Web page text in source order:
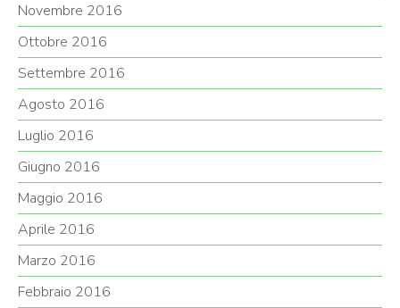
Novembre 2016
Ottobre 2016
Settembre 2016
Agosto 2016
Luglio 2016
Giugno 2016
Maggio 2016
Aprile 2016
Marzo 2016
Febbraio 2016